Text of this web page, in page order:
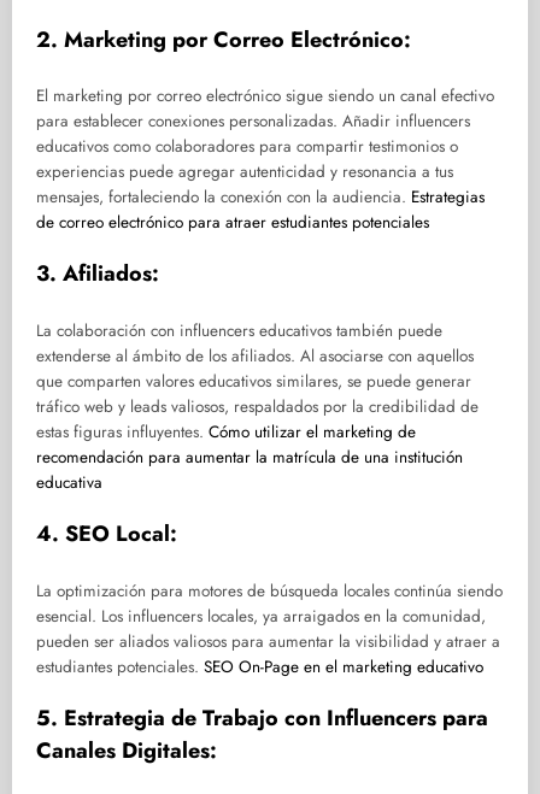
2. Marketing por Correo Electrónico:
El marketing por correo electrónico sigue siendo un canal efectivo
para establecer conexiones personalizadas. Añadir influencers
educativos como colaboradores para compartir testimonios o
experiencias puede agregar autenticidad y resonancia a tus
mensajes, fortaleciendo la conexión con la audiencia. Estrategias
de correo electrónico para atraer estudiantes potenciales
3. Afiliados:
La colaboración con influencers educativos también puede
extenderse al ámbito de los afiliados. Al asociarse con aquellos
que comparten valores educativos similares, se puede generar
tráfico web y leads valiosos, respaldados por la credibilidad de
estas figuras influyentes. Cómo utilizar el marketing de
recomendación para aumentar la matrícula de una institución
educativa
4. SEO Local:
La optimización para motores de búsqueda locales continúa siendo
esencial. Los influencers locales, ya arraigados en la comunidad,
pueden ser aliados valiosos para aumentar la visibilidad y atraer a
estudiantes potenciales. SEO On-Page en el marketing educativo
5. Estrategia de Trabajo con Influencers para
Canales Digitales: